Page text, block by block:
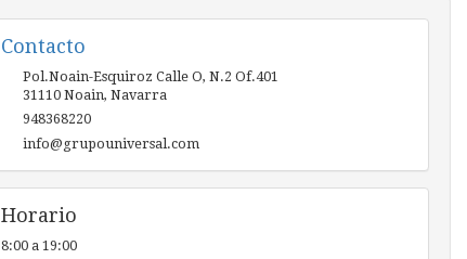
Contacto
Pol.Noain-Esquiroz Calle O, N.2 Of.401
31110 Noain, Navarra
948368220
info@grupouniversal.com
Horario
8:00 a 19:00